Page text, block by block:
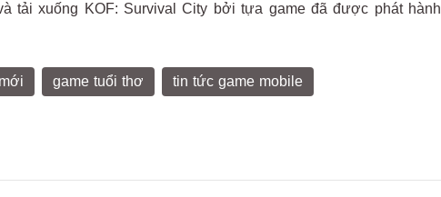
tải xuống KOF: Survival City bởi tựa game đã được phát hành
game tuổi thơ tin tức game mobile